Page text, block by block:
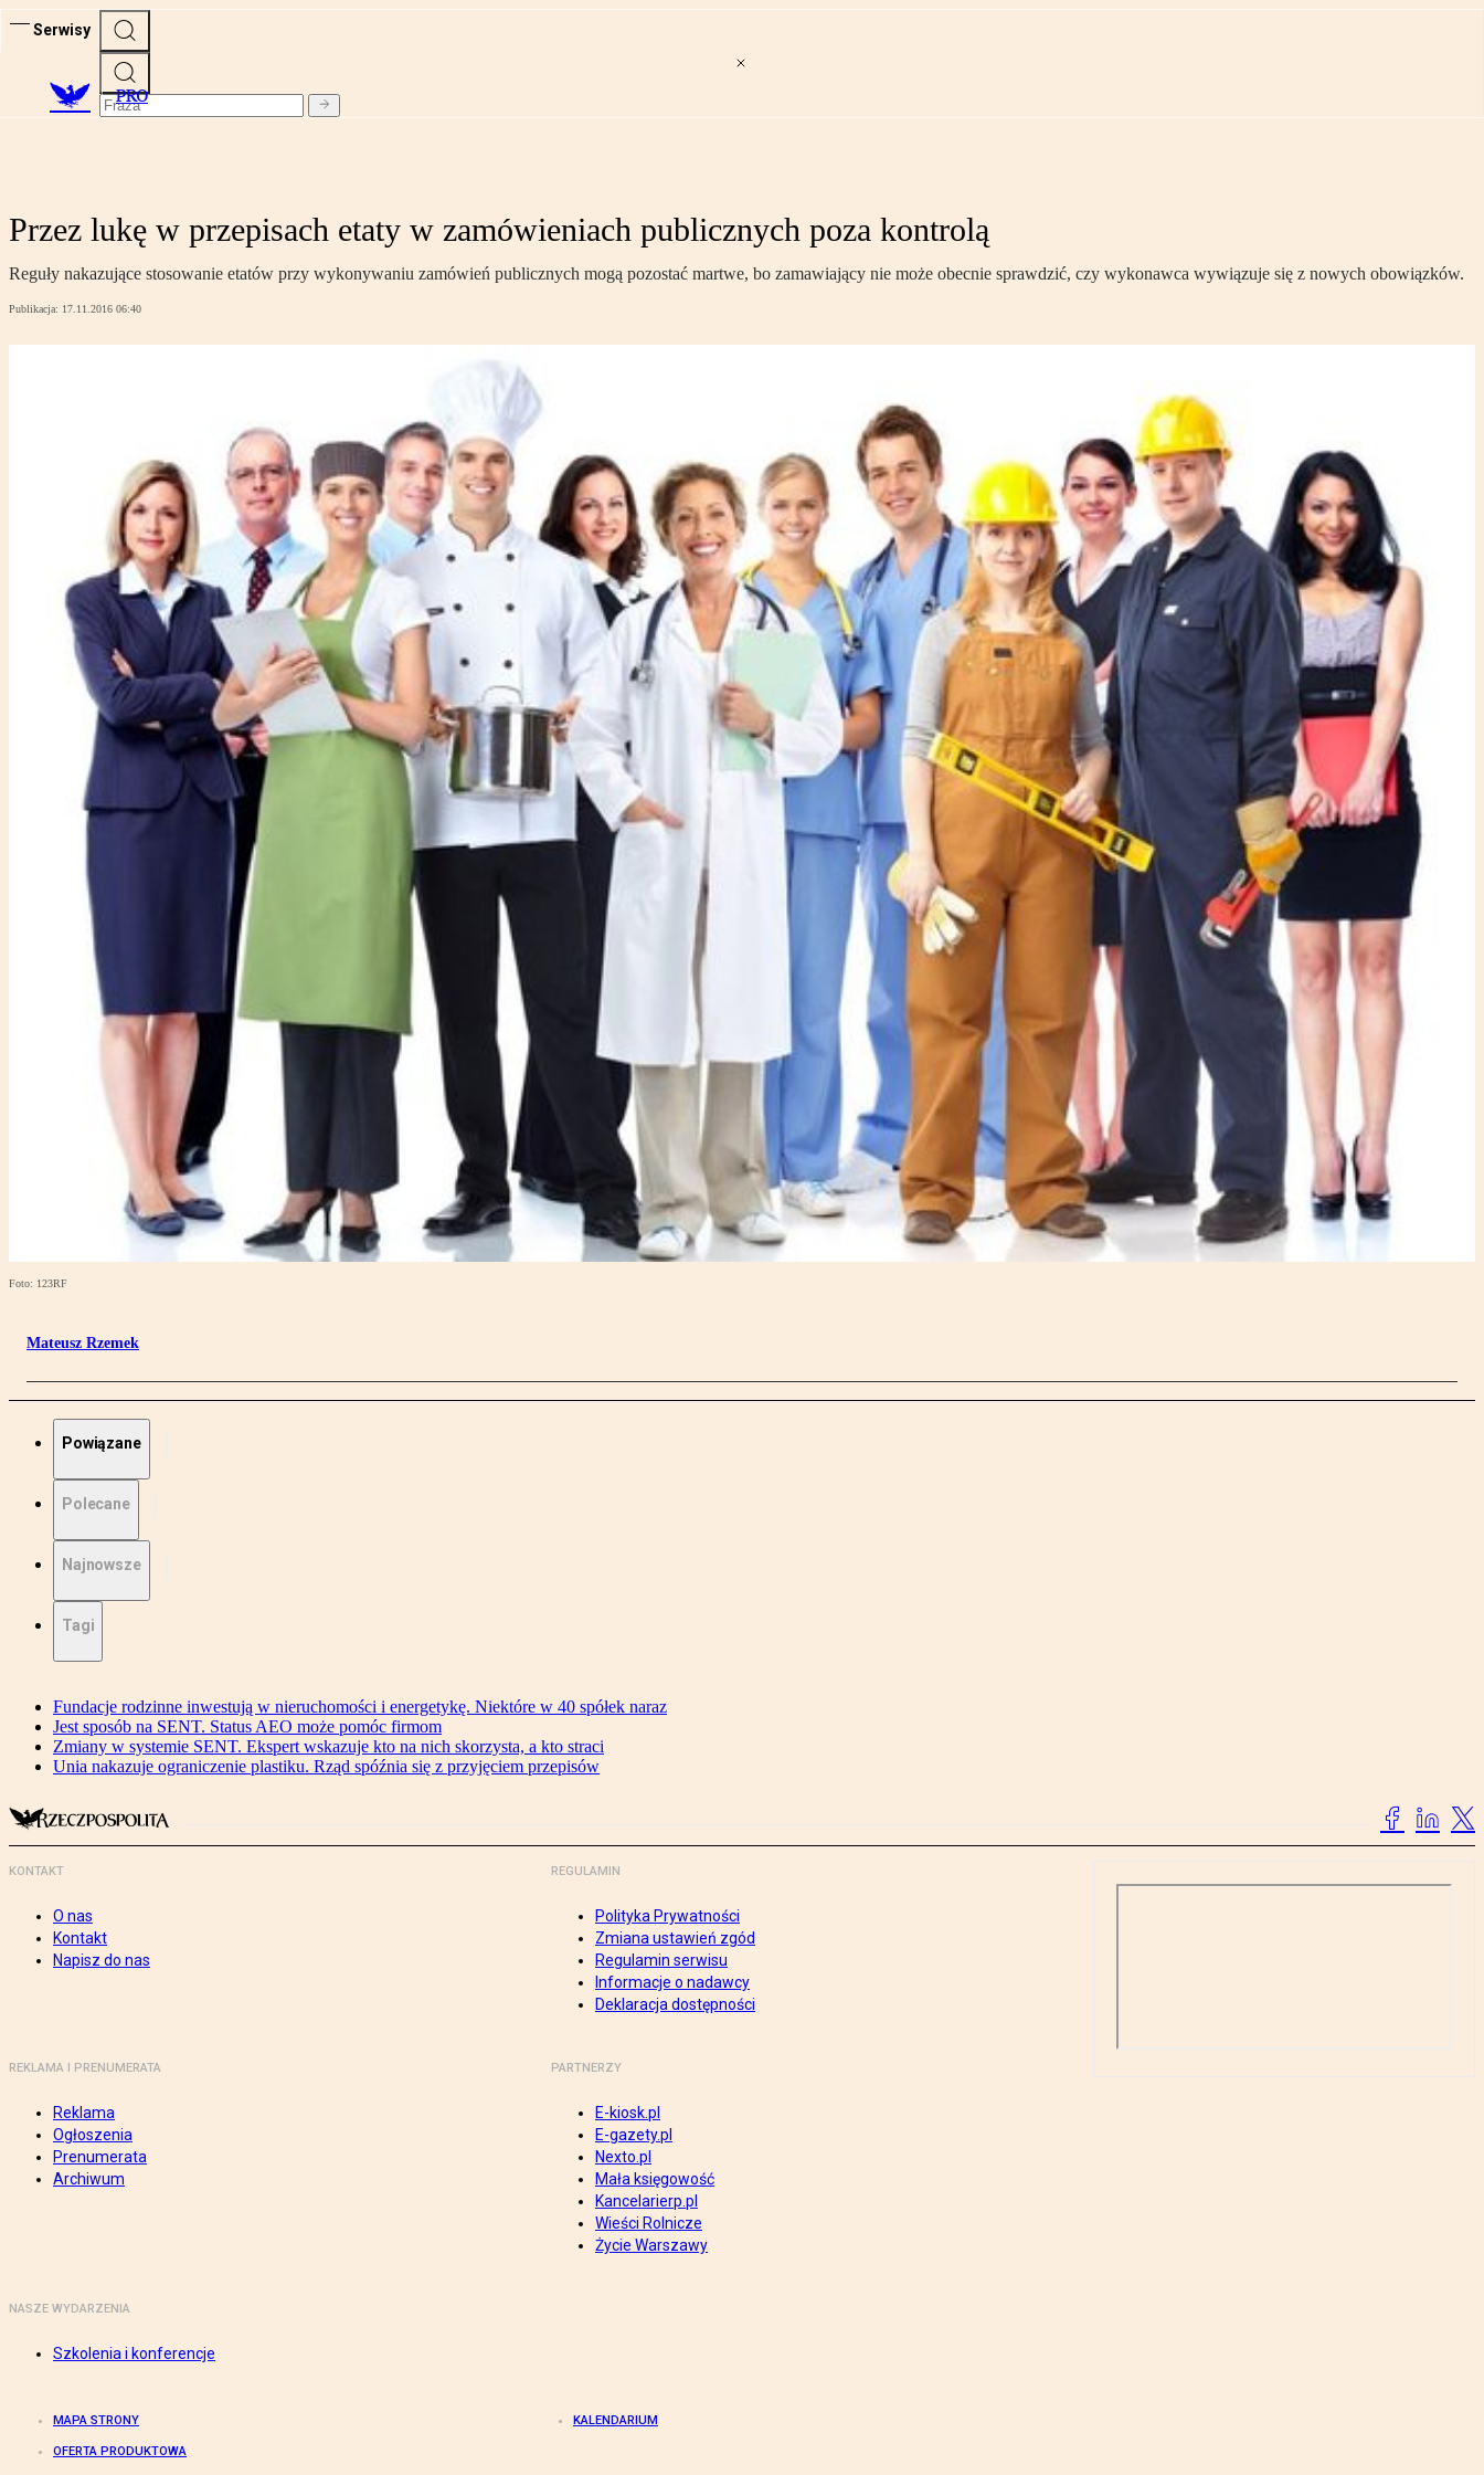
Serwisy
PRO
Przez lukę w przepisach etaty w zamówieniach publicznych poza kontrolą
Reguły nakazujące stosowanie etatów przy wykonywaniu zamówień publicznych mogą pozostać martwe, bo zamawiający nie może obecnie sprawdzić, czy wykonawca wywiązuje się z nowych obowiązków.
Publikacja: 17.11.2016 06:40
Foto: 123RF
Mateusz Rzemek
Powiązane
Polecane
Najnowsze
Tagi
Fundacje rodzinne inwestują w nieruchomości i energetykę. Niektóre w 40 spółek naraz
Jest sposób na SENT. Status AEO może pomóc firmom
Zmiany w systemie SENT. Ekspert wskazuje kto na nich skorzysta, a kto straci
Unia nakazuje ograniczenie plastiku. Rząd spóźnia się z przyjęciem przepisów
KONTAKT
O nas
Kontakt
Napisz do nas
REGULAMIN
Polityka Prywatności
Zmiana ustawień zgód
Regulamin serwisu
Informacje o nadawcy
Deklaracja dostępności
REKLAMA I PRENUMERATA
Reklama
Ogłoszenia
Prenumerata
Archiwum
PARTNERZY
E-kiosk.pl
E-gazety.pl
Nexto.pl
Mała księgowość
Kancelarierp.pl
Wieści Rolnicze
Życie Warszawy
NASZE WYDARZENIA
Szkolenia i konferencje
MAPA STRONY KALENDARIUM
OFERTA PRODUKTOWA